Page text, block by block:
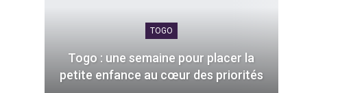
TOGO
Togo : une semaine pour placer la
petite enfance au cœur des priorités